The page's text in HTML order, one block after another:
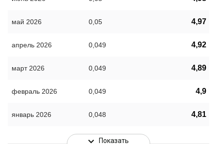
май 2026 0,05 4,97
апрель 2026 0,049 4,92
март 2026 0,049 4,89
февраль 2026 0,049 4,9
январь 2026 0,048 4,81
Показать